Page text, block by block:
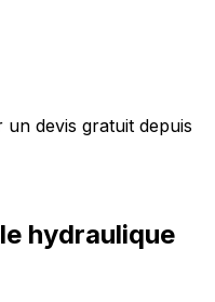
devis gratuit depuis
hydraulique